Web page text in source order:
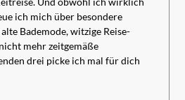
ich mich über besondere
Bademode, witzige Reise-
mehr zeitgemäße
drei picke ich mal für dich